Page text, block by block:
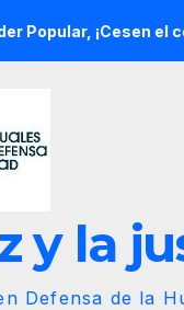
el cerco
y la
Defensa de la